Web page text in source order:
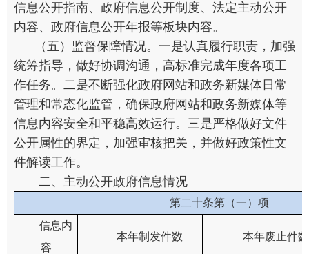
信息公开指南、政府信息公开制度、法定主动公开
内容、政府信息公开年报等板块内容。
（五）监督保障情况。一是认真履行职责，加强
统筹指导，做好协调沟通，高标准完成年度各项工
作任务。二是不断强化政府网站和政务新媒体日常
管理和常态化监管，确保政府网站和政务新媒体等
信息内容安全和平稳高效运行。三是严格做好文件
公开属性的界定，加强审核把关，并做好政策性文
件解读工作。
二、主动公开政府信息情况
第二十条第（一）项
信息内
容
本年制发件数 本年废止件数